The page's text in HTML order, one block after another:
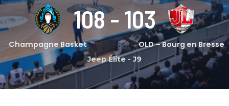
Champagne Basket
108- 103
OLD – Bourg en Bresse
Jeep Élite -J9